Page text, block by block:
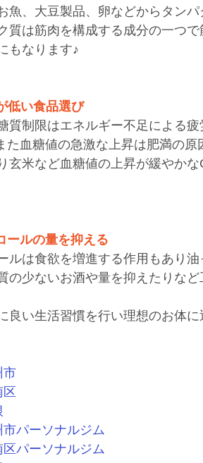
魚、大豆製品、卵などからタン
質は筋肉を構成する成分の一つ
もなります♪
低い食品選び
質制限はエネルギー不足による
た血糖値の急激な上昇は肥満の原
玄米など血糖値の上昇が緩やか
ールの量を抑える
ルは食欲を増進する作用もあり
の少ないお酒や量を抑えたりなど
良い生活習慣を行い理想のお体
市
市パーソナルジム
区パーソナルジム